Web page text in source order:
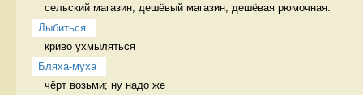
сельский магазин, дешёвый магазин, дешёвая рюмочная.
Лыбиться
криво ухмыляться
Бляха-муха
чёрт возьми; ну надо же